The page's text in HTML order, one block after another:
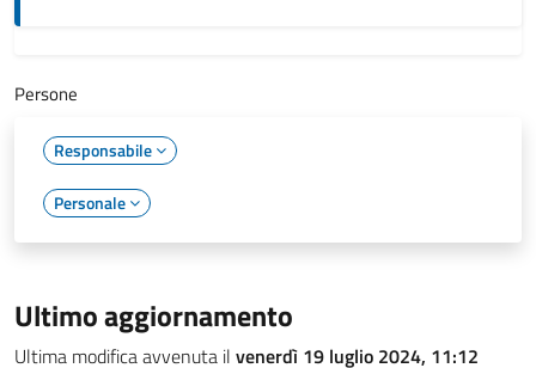
Persone
Responsabile
Personale
Ultimo aggiornamento
Ultima modifica avvenuta il venerdì 19 luglio 2024, 11:12